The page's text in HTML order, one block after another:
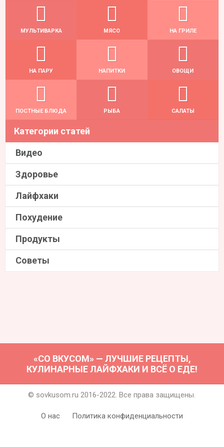
МУЛЬТИВАРКА МЯСО НА ГРИЛЕ
НА ПАРУ НАПИТКИ ОВОЩИ
ПОСТНЫЕ БЛЮДА РЫБА САЛАТЫ
Категории статей
Видео
Здоровье
Лайфхаки
Похудение
Продукты
Советы
«СО ВКУСОМ» — ЛУЧШИЕ РЕЦЕПТЫ,
КУЛИНАРНЫЕ ЛАЙФХАКИ И ВСЁ О ЕДЕ!
© sovkusom.ru 2016-2022. Все права защищены.
О нас Политика конфиденциальности